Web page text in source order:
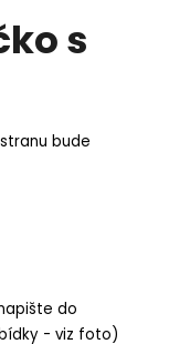
s
bude
do
- viz foto)